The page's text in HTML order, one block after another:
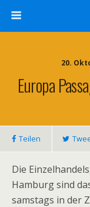
20.
Europa
Teilen
Die
Hamburg sind
samstags in der